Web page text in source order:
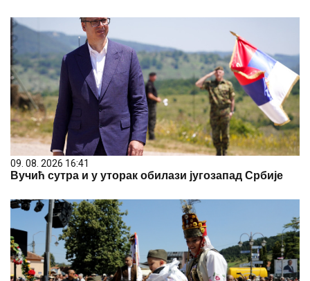
09. 08. 2026 16:41
Вучић сутра и у уторак обилази југозапад Србије